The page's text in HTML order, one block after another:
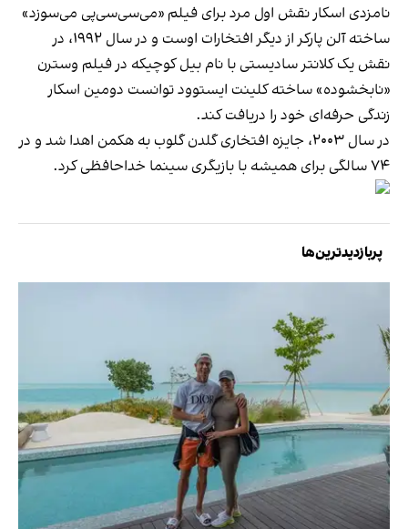
نامزدی اسکار نقش اول مرد برای فیلم «می‌سی‌سی‌پی می‌سوزد»
ساخته آلن پارکر از دیگر افتخارات اوست و در سال ۱۹۹۲، در
نقش یک کلانتر سادیستی با نام بیل کوچیکه در فیلم وسترن
«نابخشوده» ساخته کلینت ایستوود توانست دومین اسکار
زندگی حرفه‌ای خود را دریافت کند.
در سال ۲۰۰۳، جایزه افتخاری گلدن گلوب به هکمن اهدا شد و در
۷۴ سالگی برای همیشه با بازیگری سینما خداحافظی کرد.
پربازدیدترین‌ها